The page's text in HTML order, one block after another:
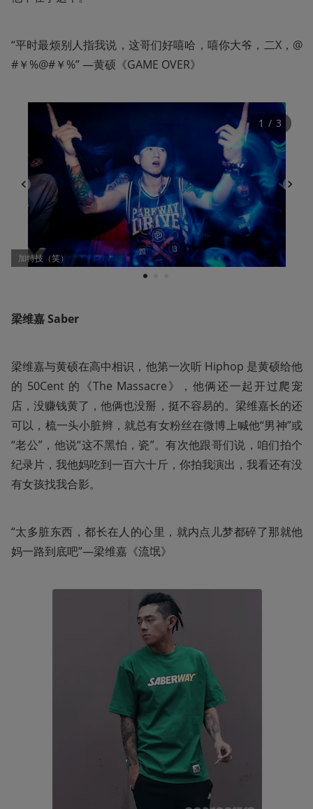
“平时最烦别人指我说，这哥们好嘻哈，嘻你大爷，二X，@
#￥%@#￥%” —黄硕《GAME OVER》
加特技（笑）
1
1 / 3
梁维嘉 Saber
梁维嘉与黄硕在高中相识，他第一次听 Hiphop 是黄硕给他
的 50Cent 的《The Massacre》，他俩还一起开过爬宠
店，没赚钱黄了，他俩也没掰，挺不容易的。梁维嘉长的还
可以，梳一头小脏辫，就总有女粉丝在微博上喊他“男神”或
“老公”，他说“这不黑怕，瓷”。有次他跟哥们说，咱们拍个
纪录片，我他妈吃到一百六十斤，你拍我演出，我看还有没
有女孩找我合影。
“太多脏东西，都长在人的心里，就内点儿梦都碎了那就他
妈一路到底吧”—梁维嘉《流氓》